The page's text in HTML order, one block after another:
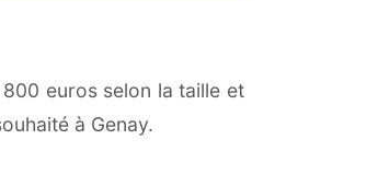
euros selon la taille et
à Genay.